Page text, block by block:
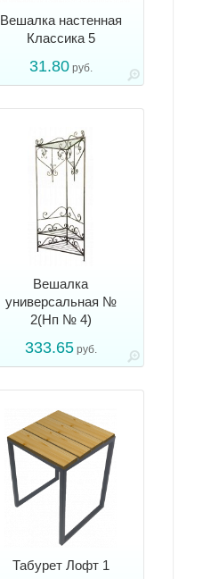
Вешалка настенная
Классика 5
31.80руб.
Вешалка
универсальная №
2(Нп № 4)
333.65руб.
Табурет Лофт 1